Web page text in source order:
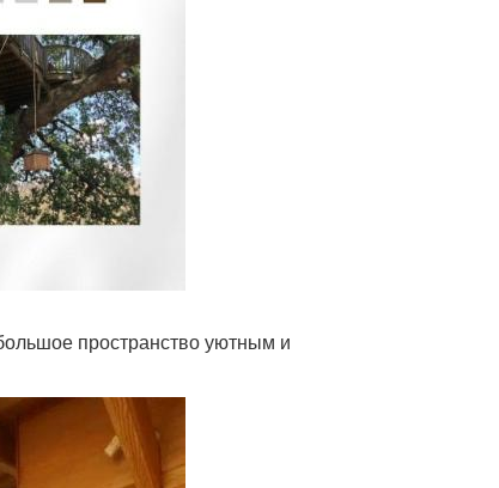
пространство уютным и